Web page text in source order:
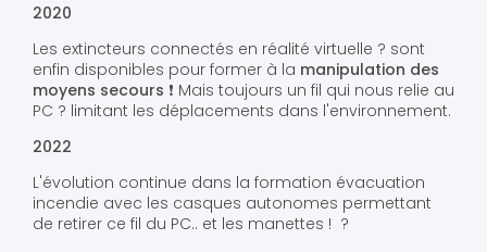
2020
Les extincteurs connectés en réalité virtuelle ? sont
enfin disponibles pour former à la manipulation des
moyens secours ❗️ Mais toujours un fil qui nous relie au
PC ? limitant les déplacements dans l'environnement.
2022
L'évolution continue dans la formation évacuation
incendie avec les casques autonomes permettant
de retirer ce fil du PC.. et les manettes ! ?